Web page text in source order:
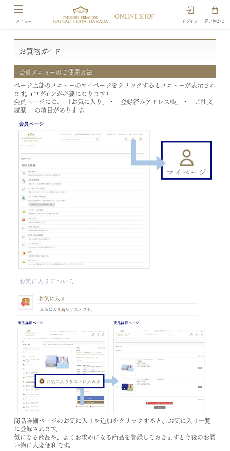
ログイン 買い物かご
お買物ガイド
会員メニューのご使用方法
ページ上部のメニューのマイページをクリックするとメニューが表示され
ます。(ログインが必要になります）
会員ページには、
「お気に入り」・「登録済みアドレス帳」・「ご注文
履歴」 の項目があります。
お気に入りについて
商品詳細ページのお気に入りを追加をクリックすると、お気に入り一覧
に登録されます。
気になる商品や、よくお求めになる商品を登録しておきますと今後のお買
い物に大変便利です。